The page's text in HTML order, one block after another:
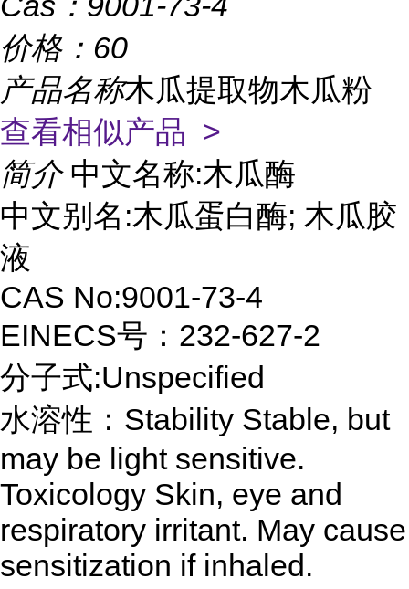
价格： 60
产品名称木瓜提取物木瓜粉
查看相似产品 >
简介 中文名称:木瓜酶
中文别名:木瓜蛋白酶; 木瓜胶
液
CAS No:9001-73-4
EINECS号：232-627-2
分子式:Unspecified
水溶性：Stability Stable, but
may be light sensitive.
Toxicology Skin, eye and
respiratory irritant. May cause
sensitization if inhaled.